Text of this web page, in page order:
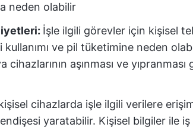
neden olabilir
İşle ilgili görevler için kişisel
kullanımı ve pil tüketimine neden
aşınması ve
cihazlarda işle ilgili verilere
yaratabilir. Kişisel bilgiler ile